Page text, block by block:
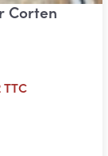
Corten
Plage
TTC